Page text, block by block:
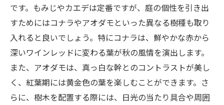
アートを取り入れた庭の演出方法
庭にストーリーを持たせるための工夫
植物と構造物のバランスを取る方法
自然素材を活かした庭の創作
歴史や文化を反映させた庭作りのアイデア
地域に適した植物選びで庭を魅力的にする方法
です。もみじやカエデは定番ですが、庭の個性を引き出
すためにはコナラやアオダモといった異なる樹種も取り
入れると良いでしょう。特にコナラは、鮮やかな赤から
深いワインレッドに変わる葉が秋の風情を演出します。
また、アオダモは、真っ白な幹とのコントラストが美し
く、紅葉期には黄金色の葉を楽しむことができます。さ
らに、樹木を配置する際には、日光の当たり具合や周囲